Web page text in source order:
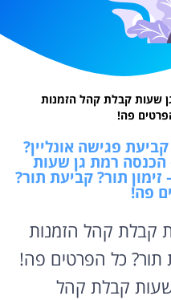
שעות קבלת קהל הזמנות
פה!
פגישה אונליין?
הכנסה רמת גן שעות
תור? קביעת תור?
פה!
קבלת קהל הזמנות
תור? כל הפרטים פה!
קבלת קהל